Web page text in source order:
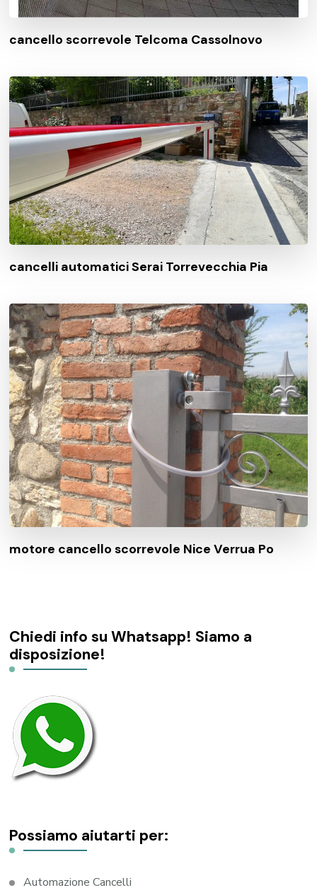
cancello scorrevole Telcoma Cassolnovo
cancelli automatici Serai Torrevecchia Pia
motore cancello scorrevole Nice Verrua Po
Chiedi info su Whatsapp! Siamo a
disposizione!
Possiamo aiutarti per:
Automazione Cancelli